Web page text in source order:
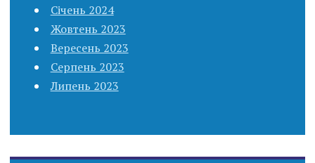
Січень 2024
Жовтень 2023
Вересень 2023
Серпень 2023
Липень 2023